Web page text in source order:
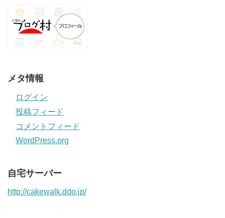
メタ情報
ログイン
投稿フィード
コメントフィード
WordPress.org
自宅サーバー
http://cakewalk.ddo.jp/